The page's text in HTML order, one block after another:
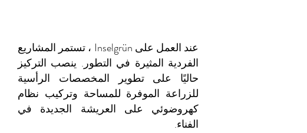
عند العمل على Inselgrün ، تستمر المشاريع
الفردية المثيرة في التطور. ينصب التركيز
حاليًا على تطوير المخصصات الرأسية
للزراعة الموفرة للمساحة وتركيب نظام
كهروضوئي على العريشة الجديدة في
الفناء.